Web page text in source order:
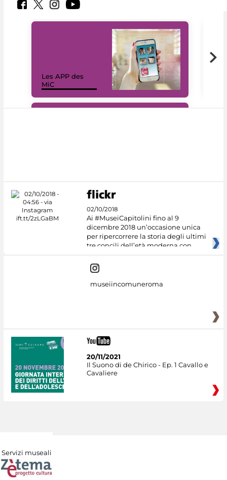
Les APP des
MiC
02/10/2018
Ai #MuseiCapitolini fino al 9
dicembre 2018 un’occasione unica
per ripercorrere la storia degli ultimi
tre concili dell’età moderna con
museiincomuneroma
20/11/2021
Il Suono di de Chirico - Ep. 1 Cavallo e
Cavaliere
Servizi museali